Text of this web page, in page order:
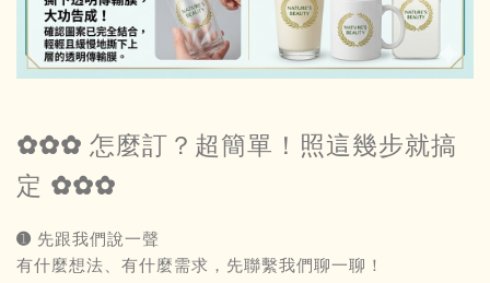
✿✿✿ 怎麼訂？超簡單！照這幾步就搞
定 ✿✿✿
➊ 先跟我們說一聲
有什麼想法、有什麼需求，先聯繫我們聊一聊！